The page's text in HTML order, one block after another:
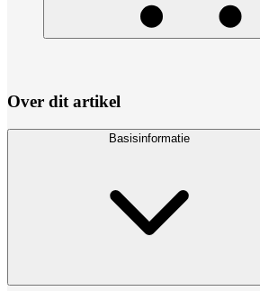
Over dit artikel
Basisinformatie